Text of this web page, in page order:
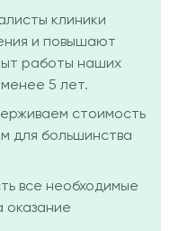
клиники
и повышают
работы наших
5 лет.
стоимость
для большинства
все необходимые
оказание